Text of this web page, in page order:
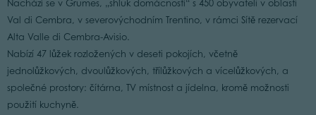
Nachází se v Grumes, „shluk domácností“ s 450 obyvateli v oblasti
Val di Cembra, v severovýchodním Trentino, v rámci Sítě rezervací
Alta Valle di Cembra-Avisio.
Nabízí 47 lůžek rozložených v deseti pokojích, včetně
jednolůžkových, dvoulůžkových, třílůžkových a vícelůžkových, a
společné prostory: čítárna, TV místnost a jídelna, kromě možnosti
použití kuchyně.